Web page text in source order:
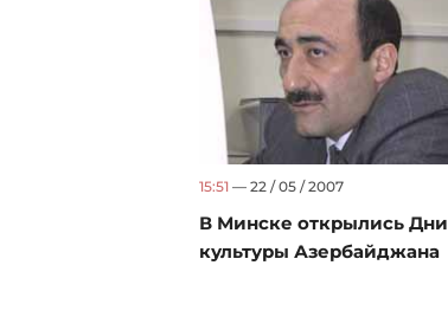
15:51 — 22 / 05 / 2007
В Минске открылись Дни
культуры Азербайджана